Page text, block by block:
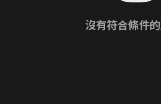
沒有符合條件